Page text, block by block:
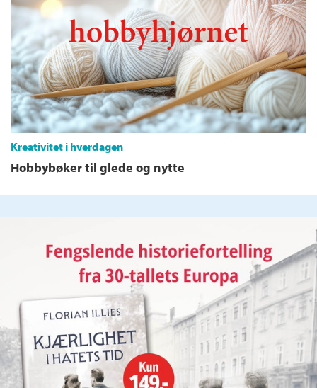
Kreativitet i hverdagen
Hobbybøker til glede og nytte